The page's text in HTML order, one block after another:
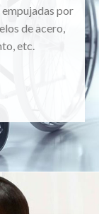
por
de acero,
etc.